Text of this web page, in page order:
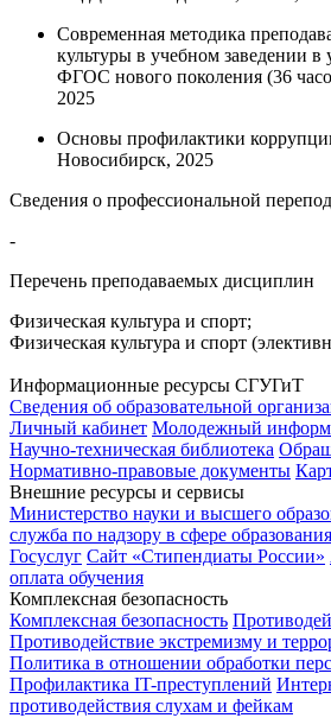
Современная методика
культуры в учебном заведении в
ФГОС нового поколения (36
2025
Основы профилактики
Новосибирск, 2025
Сведения о профессиональной
-
Перечень преподаваемых дисциплин
Физическая культура и спорт;
Физическая культура и спорт
Информационные ресурсы СГУГиТ
Сведения об образовательной
Личный кабинет Молодежный
Научно-техническая библиотека
Нормативно-правовые документы
Внешние ресурсы и сервисы
Министерство науки и высшего
служба по надзору в сфере
Госуслуг Сайт «Стипендиаты России»
оплата обучения
Комплексная безопасность
Комплексная безопасность
Противодействие экстремизму и
Политика в отношении обработки
Профилактика IT-преступлений
противодействия слухам и фейкам